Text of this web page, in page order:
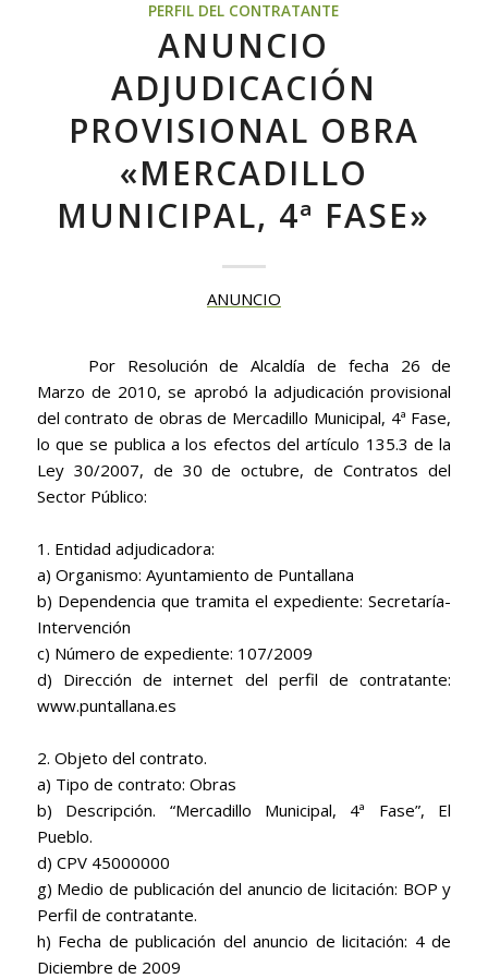
PERFIL DEL CONTRATANTE
ANUNCIO
ADJUDICACIÓN
PROVISIONAL OBRA
«MERCADILLO
MUNICIPAL, 4ª FASE»
ANUNCIO
Por Resolución de Alcaldía de fecha 26 de
Marzo de 2010, se aprobó la adjudicación provisional
del contrato de obras de Mercadillo Municipal, 4ª Fase,
lo que se publica a los efectos del artículo 135.3 de la
Ley 30/2007, de 30 de octubre, de Contratos del
Sector Público:
1. Entidad adjudicadora:
a) Organismo: Ayuntamiento de Puntallana
b) Dependencia que tramita el expediente: Secretaría-
Intervención
c) Número de expediente: 107/2009
d) Dirección de internet del perfil de contratante:
www.puntallana.es
2. Objeto del contrato.
a) Tipo de contrato: Obras
b) Descripción. “Mercadillo Municipal, 4ª Fase”, El
Pueblo.
d) CPV 45000000
g) Medio de publicación del anuncio de licitación: BOP y
Perfil de contratante.
h) Fecha de publicación del anuncio de licitación: 4 de
Diciembre de 2009